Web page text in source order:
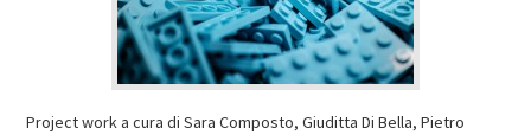
Project work a cura di Sara Composto, Giuditta Di Bella, Pietro